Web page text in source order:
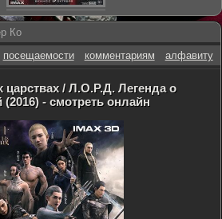
Ко
посещаемости комментариям алфавиту
/ Л.О.Р.Д. Легенда о
(2016) - смотреть онлайн